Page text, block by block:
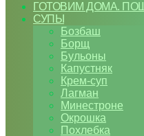
ГОТОВИМ ДОМА.
СУПЫ
Бозбаш
Борщ
Бульоны
Капустняк
Крем-суп
Лагман
Минестроне
Окрошка
Похлебка